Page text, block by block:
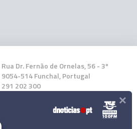
Rua Dr. Fernão de Ornelas, 56 - 3º
9054-514 Funchal, Portugal
291 202 300
Instale a nossa App ×